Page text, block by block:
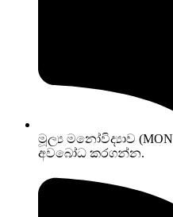
මූල්‍ය මනෝවිද්‍යාව
අවබෝධ කරගන්න.